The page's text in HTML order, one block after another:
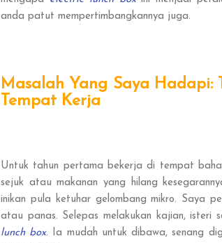
anda patut mempertimbangkannya juga.
Masalah Yang Saya
Tempat Kerja
Untuk tahun pertama bekerja di tempat
sejuk atau makanan yang hilang
inikan pula ketuhar gelombang mikro. Saya
atau panas. Selepas melakukan kajian, isteri
lunch box. Ia mudah untuk dibawa, senang